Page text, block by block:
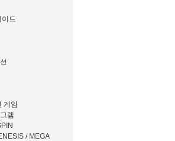
드
게임
램
/ MEGA